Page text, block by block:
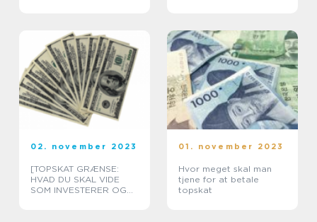
02. november 2023
[TOPSKAT GRÆNSE:
HVAD DU SKAL VIDE
SOM INVESTERER OG
01. november 2023
Hvor meget skal man
tjene for at betale
topskat